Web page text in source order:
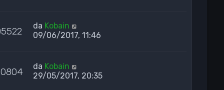
da Kobain
09/06/2017, 11:46
da Kobain
29/05/2017, 20:35